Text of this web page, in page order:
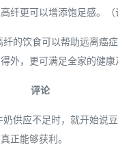
纤更可以增添饱足感。（
的饮食可以帮助远离癌
外，更可满足全家的健康
评论
供应不足时，就开始说
正能够获利。